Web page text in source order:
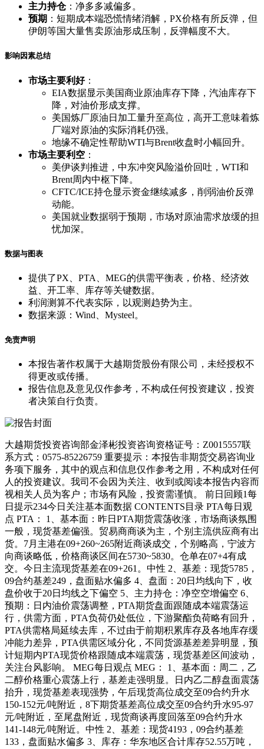
主力持仓：净多多减偏多。
预期 ：短期成本端恐慌情绪消解，PX价格有所反弹，但
伊朗等国大量售卖原油形成压制，反弹幅度不大。
影响因素总结
市场主要利好：
EIA数据显示美国商业原油库存下降，汽油库存下
降，对油价形成支撑。
美国炼厂原油日加工量升至高位，高开工意味着炼
厂端对原油的实际消耗仍强。
地缘不确定性帮助WTI与Brent收盘时小幅回升。
市场主要利空 ：
美伊谈判推进，中东冲突风险溢价回吐，WTI和
Brent周内中枢下降。
CFTC/ICE持仓显示资金继续减多，削弱油价反弹
动能。
美国就业数据弱于预期，市场对原油需求放缓的担
忧加深。
数据与图表
提供了PX、PTA、MEG的供需平衡表，价格、经济效
益、开工率、库存等关键数据。
利润测算不代表实际，以观测趋势为主。
数据来源：Wind、Mysteel。
免责声明
本报告著作权属于大越期货股份有限公司，未经授权不
得更改或传播。
报告信息及意见仅作参考，不构成任何投资建议，投资
者决策自行负责。
大越期货投资咨询部金泽彬投资咨询资格证号：Z0015557联
系方式：0575-85226759 重要提示：本报告非期货交易咨询业
务项下服务，其中的观点和信息仅作参考之用，不构成对任何
人的投资建议。我司不会因为关注、收到或阅读本报告内容而
视相关人员为客户；市场有风险，投资需谨慎。 前日回顾1每
日提示234今日关注基本面数据 CONTENTS目录 PTA每日观
点 PTA： 1、基本面：昨日PTA期货震荡收涨，市场商谈氛围
一般，现货基差偏强。贸易商商谈为主，个别主流供应商有出
货。7月主港在09+260~265附近商谈成交，个别略高，宁波方
向商谈略低，价格商谈区间在5730~5830。仓单在07+4有成
交。今日主流现货基差在09+261。中性 2、基差：现货5785，
09合约基差249，盘面贴水偏多 4、盘面：20日均线向下，收
盘价收于20日均线之下偏空 5、主力持仓：净空空增偏空 6、
预期：日内油价震荡调整，PTA期货盘面跟随成本端震荡运
行，供需方面，PTA负荷仍处低位，下游聚酯负荷略有回升，
PTA供需格局延续去库，不过由于前期积累库存及各地库存缓
冲能力差异，PTA供需区域分化，不同货源基差差异明显，预
计短期内PTA现货价格跟随成本端震荡，现货基差区间波动，
关注台风影响。 MEG每日观点 MEG： 1、基本面：周二，乙
二醇价格重心震荡上行，基差走强明显。日内乙二醇盘面震荡
抬升，现货基差表现强势，午后现货高位成交至09合约升水
150-152元/吨附近，8下期货基差高位成交至09合约升水95-97
元/吨附近，至尾盘附近，现货商谈再度回落至09合约升水
141-148元/吨附近。中性 2、基差：现货4193，09合约基差
133，盘面贴水偏多 3、库存：华东地区合计库存52.55万吨，